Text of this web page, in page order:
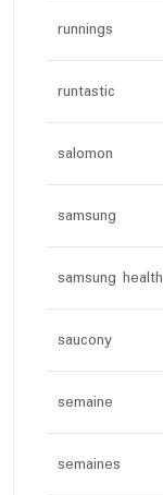
runnings
runtastic
salomon
samsung
samsung health
saucony
semaine
semaines